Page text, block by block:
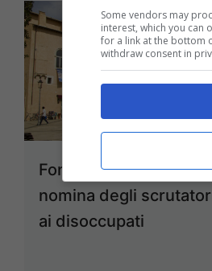
Fondi/Obiettivo
nomina degli
ai disoccupati
Some vendors may
interest, which you can
for a link at the bottom
withdraw consent in